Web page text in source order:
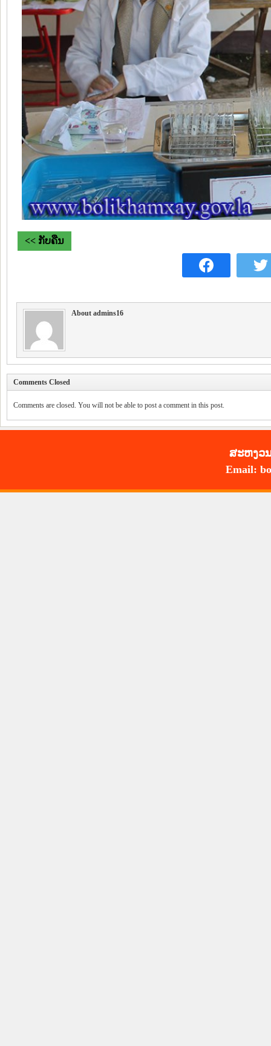
<< ກັບຄືນ
About admins16
Comments Closed
Comments are closed. You will not be able to post a comment in this post.
ສະ​ຫງວ
Email: